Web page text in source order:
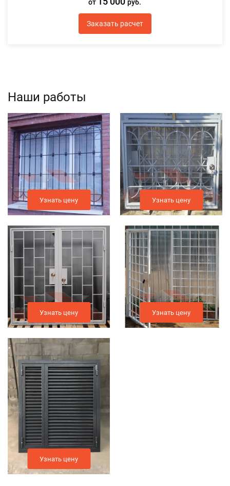
от руб.
Заказать расчет
Наши работы
Узнать цену
Узнать цену
Узнать цену
Узнать цену
Узнать цену